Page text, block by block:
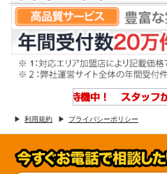
利用規約 プライバシーポリシー